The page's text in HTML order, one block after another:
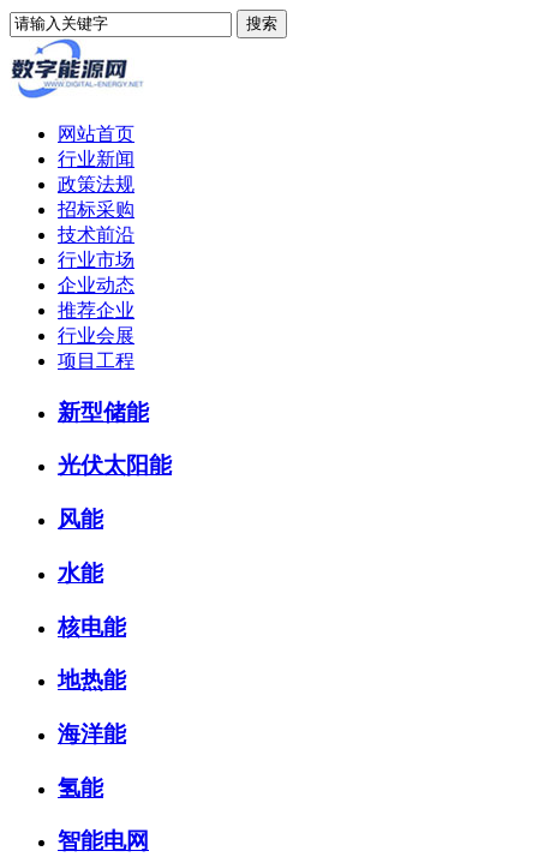
网站首页
行业新闻
政策法规
招标采购
技术前沿
行业市场
企业动态
推荐企业
行业会展
项目工程
新型储能
光伏太阳能
风能
水能
核电能
地热能
海洋能
氢能
智能电网